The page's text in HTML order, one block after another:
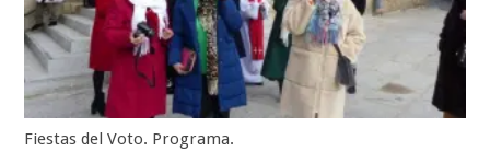
Fiestas del Voto. Programa.